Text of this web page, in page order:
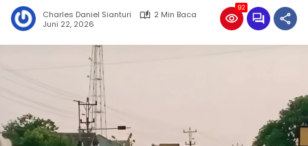
Charles Daniel Sianturi
2 Min Baca
Juni 22, 2026
92